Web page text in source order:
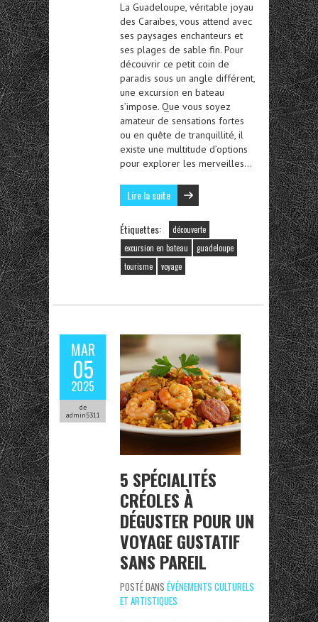
La Guadeloupe, véritable joyau
des Caraïbes, vous attend avec
ses paysages enchanteurs et
ses plages de sable fin. Pour
découvrir ce petit coin de
paradis sous un angle différent,
une excursion en bateau
s’impose. Que vous soyez
amateur de sensations fortes
ou en quête de tranquillité, il
existe une multitude d’options
pour explorer les merveilles…
Lire la suite
Étiquettes:
découverte
excursion en bateau
guadeloupe
tourisme
voyage
MAR
05
2025
de
admin5311
5 SPÉCIALITÉS
CRÉOLES À
DÉGUSTER POUR UN
VOYAGE GUSTATIF
SANS PAREIL
POSTÉ DANS ÉVÉNEMENTS CULTURELS
ET ARTISTIQUES